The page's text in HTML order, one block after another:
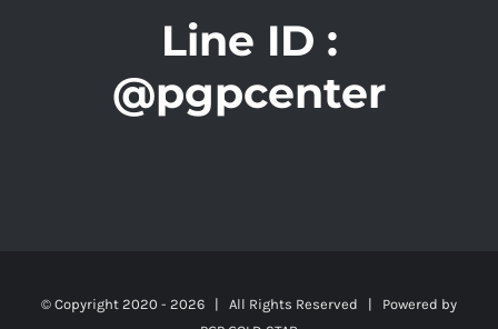
Line ID :
@pgpcenter
© Copyright 2020 - 2026 | All Rights Reserved | Powered by